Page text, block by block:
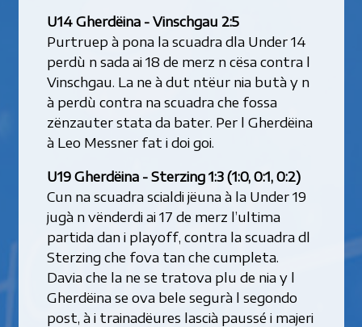
U14 Gherdëina - Vinschgau 2:5
Purtruep à pona la scuadra dla Under 14
perdù n sada ai 18 de merz n cësa contra l
Vinschgau. La ne à dut ntëur nia butà y n
à perdù contra na scuadra che fossa
zënzauter stata da bater. Per l Gherdëina
à Leo Messner fat i doi goi.
U19 Gherdëina - Sterzing 1:3 (1:0, 0:1, 0:2)
Cun na scuadra scialdi jëuna à la Under 19
jugà n vënderdi ai 17 de merz l’ultima
partida dan i playoff, contra la scuadra dl
Sterzing che fova tan che cumpleta.
Davia che la ne se tratova plu de nia y l
Gherdëina se ova bele segurà l segondo
post, à i trainadëures lascià paussé i majeri